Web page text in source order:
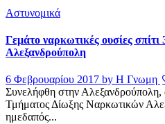
Αστυνομικά
Γεμάτο ναρκωτικές ουσίες σπίτι
Αλεξανδρούπολη
6 Φεβρουαρίου 2017 by Η Γνωμη
Συνελήφθη στην Αλεξανδρούπολη,
Τμήματος Δίωξης Ναρκωτικών
ημεδαπός...